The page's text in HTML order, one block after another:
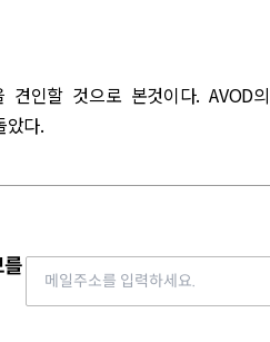
견인할 것으로 본것이다. AVOD
았다.
를 Email address